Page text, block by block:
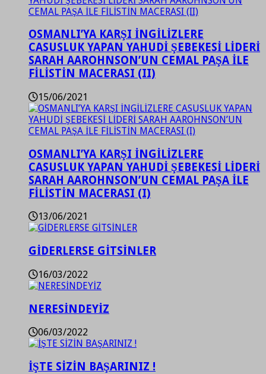
OSMANLI’YA KARŞI İNGİLİZLERE
CASUSLUK YAPAN YAHUDİ ŞEBEKESİ LİDERİ
SARAH AAROHNSON’UN CEMAL PAŞA İLE
FİLİSTİN MACERASI (II)
15/06/2021
OSMANLI’YA KARŞI İNGİLİZLERE
CASUSLUK YAPAN YAHUDİ ŞEBEKESİ LİDERİ
SARAH AAROHNSON’UN CEMAL PAŞA İLE
FİLİSTİN MACERASI (I)
13/06/2021
GİDERLERSE GİTSİNLER
16/03/2022
NERESİNDEYİZ
06/03/2022
İŞTE SİZİN BAŞARINIZ !